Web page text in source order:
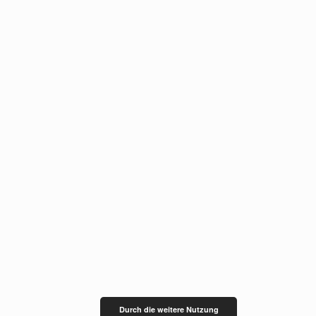
Durch die weitere Nutzung